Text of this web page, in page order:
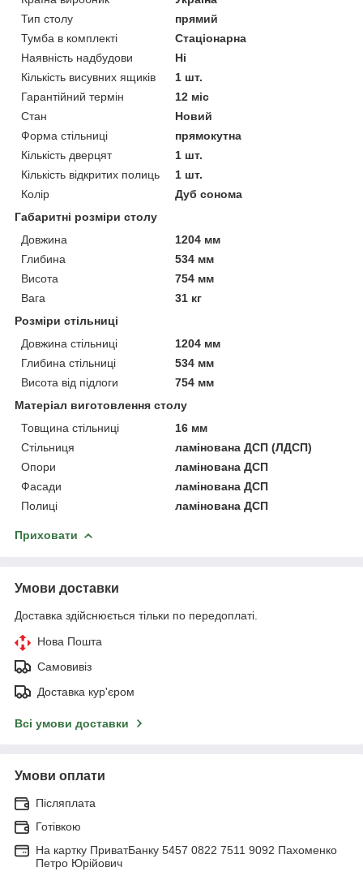
Тип столу
прямий
Тумба в комплекті
Стаціонарна
Наявність надбудови
Ні
Кількість висувних ящиків
1 шт.
Гарантійний термін
12 міс
Стан
Новий
Форма стільниці
прямокутна
Кількість дверцят
1 шт.
Кількість відкритих полиць
1 шт.
Колір
Дуб сонома
Габаритні розміри столу
Довжина
1204 мм
Глибина
534 мм
Висота
754 мм
Вага
31 кг
Розміри стільниці
Довжина стільниці
1204 мм
Глибина стільниці
534 мм
Висота від підлоги
754 мм
Матеріал виготовлення столу
Товщина стільниці
16 мм
Стільниця
ламінована ДСП (ЛДСП)
Опори
ламінована ДСП
Фасади
ламінована ДСП
Полиці
ламінована ДСП
Приховати
Умови доставки
Доставка здійснюється тільки по передоплаті.
Нова Пошта
Самовивіз
Доставка кур'єром
Всі умови доставки
Умови оплати
Післяплата
Готівкою
На картку ПриватБанку 5457 0822 7511 9092 Пахоменко
Петро Юрійович